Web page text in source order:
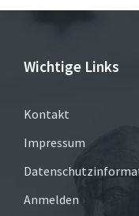
Wichtige Links
Kontakt
Impressum
Anmelden